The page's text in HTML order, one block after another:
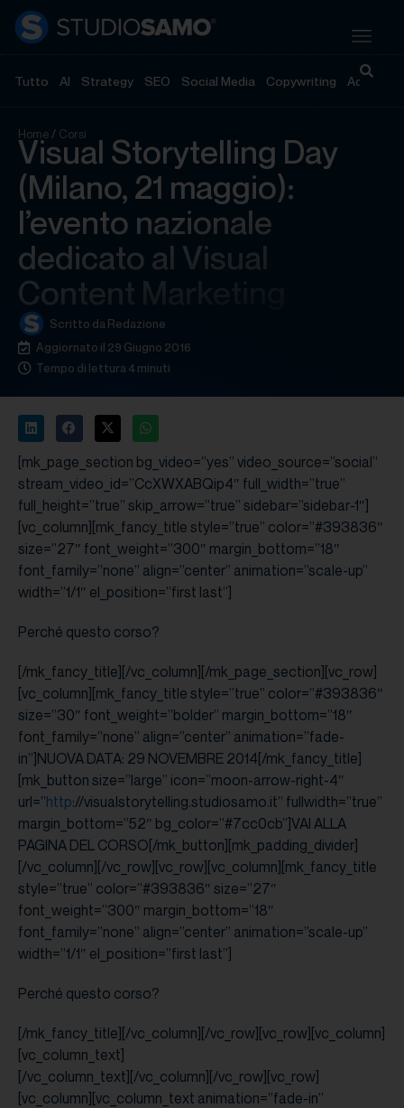
Tutto AI Strategy SEO Social Media Copywriting
Home/ Corsi
Visual Storytelling Day
(Milano, 21 maggio):
l’evento nazionale
dedicato al Visual
Content Marketing
Scritto da Redazione
Aggiornato il 29 Giugno 2016
Tempo di lettura 4 minuti
[mk_page_section bg_video=”yes” video_source=”social”
stream_video_id=”CcXWXABQip4″ full_width=”true”
full_height=”true” skip_arrow=”true” sidebar=”sidebar-1″]
[vc_column][mk_fancy_title style=”true” color=”#393836″
size=”27″ font_weight=”300″ margin_bottom=”18″
font_family=”none” align=”center” animation=”scale-up”
width=”1/1″ el_position=”first last”]
Perché questo corso?
[/mk_fancy_title][/vc_column][/mk_page_section][vc_row]
[vc_column][mk_fancy_title style=”true” color=”#393836″
size=”30″ font_weight=”bolder” margin_bottom=”18″
font_family=”none” align=”center” animation=”fade-
in”]NUOVA DATA: 29 NOVEMBRE 2014[/mk_fancy_title]
[mk_button size=”large” icon=”moon-arrow-right-4″
url=”http://visualstorytelling.studiosamo.it” fullwidth=”true”
margin_bottom=”52″ bg_color=”#7cc0cb”]VAI ALLA
PAGINA DEL CORSO[/mk_button][mk_padding_divider]
[/vc_column][/vc_row][vc_row][vc_column][mk_fancy_title
style=”true” color=”#393836″ size=”27″
font_weight=”300″ margin_bottom=”18″
font_family=”none” align=”center” animation=”scale-up”
width=”1/1″ el_position=”first last”]
Perché questo corso?
[/mk_fancy_title][/vc_column][/vc_row][vc_row][vc_column]
[vc_column_text]
[/vc_column_text][/vc_column][/vc_row][vc_row]
[vc_column][vc_column_text animation=”fade-in”